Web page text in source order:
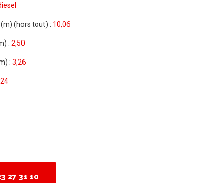
(m) (hors tout) : 10,06
: 2,50
: 3,26
24
27 31 10